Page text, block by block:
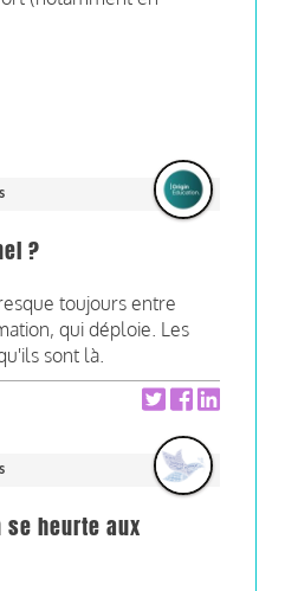
?
toujours entre
qui déploie. Les
sont là.
se heurte aux